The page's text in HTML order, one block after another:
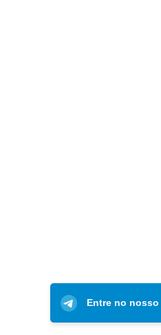
Entre no